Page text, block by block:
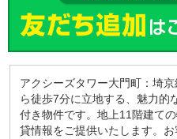
アクシーズタワー大門町：埼
ら徒歩7分に立地する、魅力的
付き物件です。地上11階建て
貸情報をご提供いたします。